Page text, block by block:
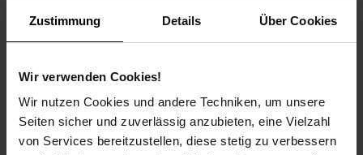
Zustimmung Details Über Cookies
Wir verwenden Cookies!
Wir nutzen Cookies und andere Techniken, um unsere
Seiten sicher und zuverlässig anzubieten, eine Vielzahl
von Services bereitzustellen, diese stetig zu verbessern
Payback Punkte Basis°Punkte:
52
Extra°Punkte:
0